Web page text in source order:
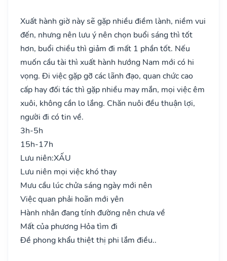
Xuất hành giờ này sẽ gặp nhiều điềm lành, niềm vui
đến, nhưng nên lưu ý nên chọn buổi sáng thì tốt
hơn, buổi chiều thì giảm đi mất 1 phần tốt. Nếu
muốn cầu tài thì xuất hành hướng Nam mới có hi
vọng. Đi việc gặp gỡ các lãnh đạo, quan chức cao
cấp hay đối tác thì gặp nhiều may mắn, mọi việc êm
xuôi, không cần lo lắng. Chăn nuôi đều thuận lợi,
người đi có tin về.
3h-5h
15h-17h
Lưu niên:XẤU
Lưu niên mọi việc khó thay
Mưu cầu lúc chửa sáng ngày mới nên
Việc quan phải hoãn mới yên
Hành nhân đang tính đường nên chưa về
Mất của phương Hỏa tìm đi
Đề phong khẩu thiệt thị phi lắm điều..